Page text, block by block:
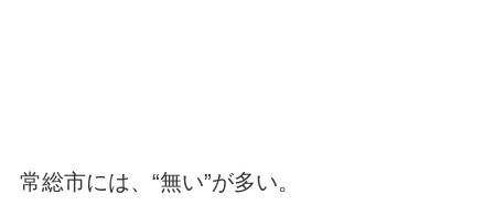
常総市には、“無い”が多い。